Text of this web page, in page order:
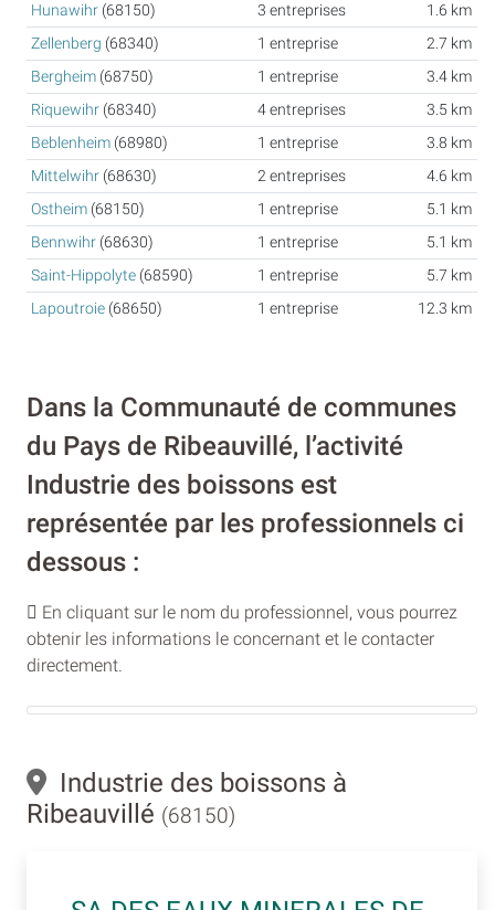
Hunawihr (68150) 3 entreprises
1.6 km
Zellenberg (68340) 1 entreprise
2.7 km
Bergheim (68750) 1 entreprise
3.4 km
Riquewihr (68340) 4 entreprises
3.5 km
Beblenheim (68980) 1 entreprise
3.8 km
Mittelwihr (68630) 2 entreprises
4.6 km
Ostheim (68150) 1 entreprise
5.1 km
Bennwihr (68630) 1 entreprise
5.1 km
Saint-Hippolyte (68590) 1 entreprise
5.7 km
Lapoutroie (68650) 1 entreprise 12.3 km
Dans la Communauté de communes
du Pays de Ribeauvillé, l’activité
Industrie des boissons est
représentée par les professionnels ci
dessous :
En cliquant sur le nom du professionnel, vous pourrez
obtenir les informations le concernant et le contacter
directement.
Industrie des boissons à
Ribeauvillé (68150)